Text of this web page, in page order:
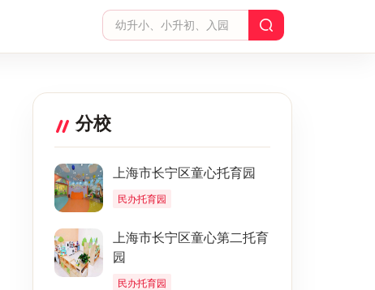
分校
上海市长宁区童心托育园
民办托育园
上海市长宁区童心第二托育
园
民办托育园